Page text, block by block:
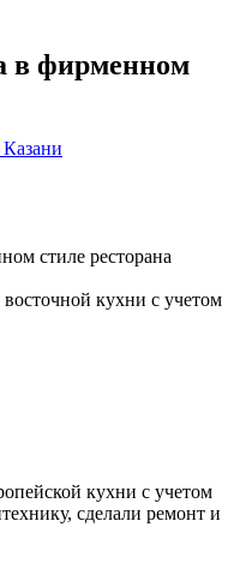
в фирменном
стиле ресторана
восточной кухни с учетом
кухни с учетом
сделали ремонт и